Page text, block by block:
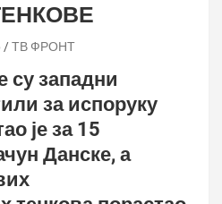
ТВ ФРОНТ
су западни
за испоруку
је за 15
Данске, а